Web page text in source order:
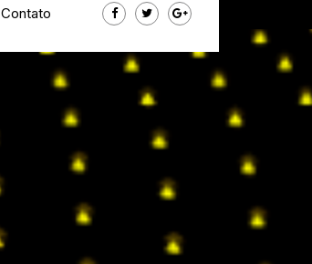
Contato